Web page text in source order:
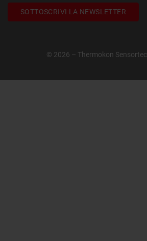
SOTTOSCRIVI LA NEWSLETTER
© 2026 – Thermokon